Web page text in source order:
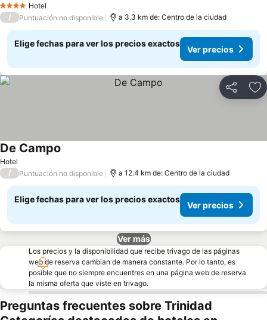
4 EstrellasHotel
/ Puntuación no disponible a 3.3 km de: Centro de la ciudad
Elige fechas para ver los precios exactos
Ver precios
Compartir
Hotel
De Campo
/ Puntuación no disponible a 12.4 km de: Centro de la ciudad
Elige fechas para ver los precios exactos
Ver precios
Ver más
Los precios y la disponibilidad que recibe trivago de las páginas
web de reserva cambian de manera constante. Por lo tanto, es
posible que no siempre encuentres en una página web de reserva
la misma oferta que viste en trivago.
Preguntas frecuentes sobre Trinidad